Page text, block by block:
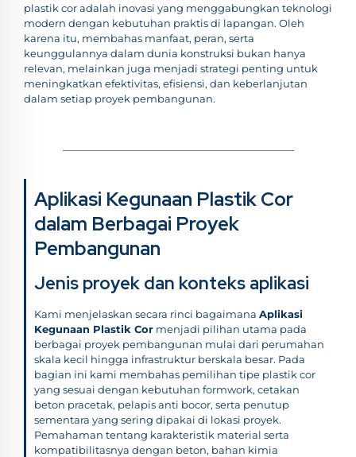
plastik cor adalah inovasi yang menggabungkan teknologi
modern dengan kebutuhan praktis di lapangan. Oleh
karena itu, membahas manfaat, peran, serta
keunggulannya dalam dunia konstruksi bukan hanya
relevan, melainkan juga menjadi strategi penting untuk
meningkatkan efektivitas, efisiensi, dan keberlanjutan
dalam setiap proyek pembangunan.
Aplikasi Kegunaan Plastik Cor
dalam Berbagai Proyek
Pembangunan
Jenis proyek dan konteks aplikasi
Kami menjelaskan secara rinci bagaimana Aplikasi
Kegunaan Plastik Cor menjadi pilihan utama pada
berbagai proyek pembangunan mulai dari perumahan
skala kecil hingga infrastruktur berskala besar. Pada
bagian ini kami membahas pemilihan tipe plastik cor
yang sesuai dengan kebutuhan formwork, cetakan
beton pracetak, pelapis anti bocor, serta penutup
sementara yang sering dipakai di lokasi proyek.
Pemahaman tentang karakteristik material serta
kompatibilitasnya dengan beton, bahan kimia